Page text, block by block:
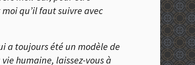
qu’il faut suivre avec
a toujours été un modèle de
humaine, laissez-vous à